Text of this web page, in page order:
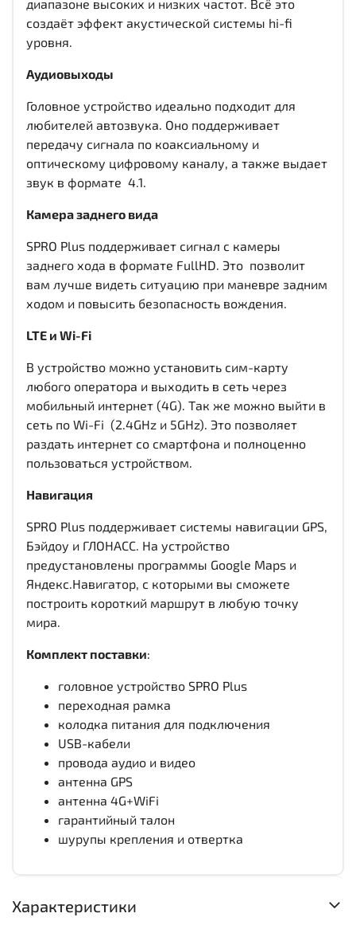
диапазоне высоких и низких частот. Всё это
создаёт эффект акустической системы hi-fi
уровня.
Аудиовыходы
Головное устройство идеально подходит для
любителей автозвука. Оно поддерживает
передачу сигнала по коаксиальному и
оптическому цифровому каналу, а также выдает
звук в формате 4.1.
Камера заднего вида
SPRO Plus поддерживает сигнал с камеры
заднего хода в формате FullHD. Это позволит
вам лучше видеть ситуацию при маневре задним
ходом и повысить безопасность вождения.
LTE и Wi-Fi
В устройство можно установить сим-карту
любого оператора и выходить в сеть через
мобильный интернет (4G). Так же можно выйти в
сеть по Wi-Fi (2.4GHz и 5GHz). Это позволяет
раздать интернет со смартфона и полноценно
пользоваться устройством.
Навигация
SPRO Plus поддерживает системы навигации GPS,
Бэйдоу и ГЛОНАСС. На устройство
предустановлены программы Google Maps и
Яндекс.Навигатор, с которыми вы сможете
построить короткий маршрут в любую точку
мира.
Комплект поставки:
головное устройство SPRO Plus
переходная рамка
колодка питания для подключения
USB-кабели
провода аудио и видео
антенна GPS
антенна 4G+WiFi
гарантийный талон
шурупы крепления и отвертка
Характеристики